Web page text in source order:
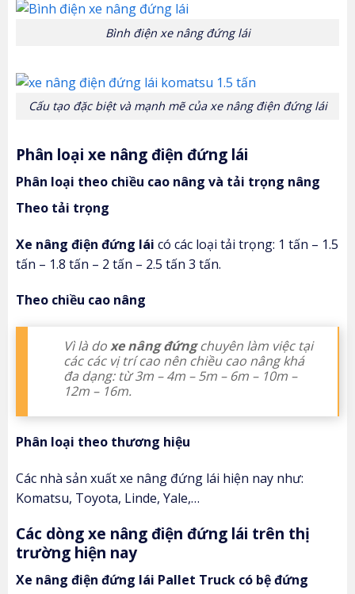
Bình điện xe nâng đứng lái
Cấu tạo đặc biệt và mạnh mẽ của xe nâng điện đứng lái
Phân loại xe nâng điện đứng lái
Phân loại theo chiều cao nâng và tải trọng nâng
Theo tải trọng
Xe nâng điện đứng lái có các loại tải trọng: 1 tấn – 1.5
tấn – 1.8 tấn – 2 tấn – 2.5 tấn 3 tấn.
Theo chiều cao nâng
Vì là doxe nâng đứngchuyên làm việc tại
các các vị trí cao nên chiều cao nâng khá
đa dạng: từ 3m – 4m – 5m – 6m – 10m –
12m – 16m.
Phân loại theo thương hiệu
Các nhà sản xuất xe nâng đứng lái hiện nay như:
Komatsu, Toyota, Linde, Yale,…
Các dòng xe nâng điện đứng lái trên thị
trường hiện nay
Xe nâng điện đứng lái Pallet Truck có bệ đứng